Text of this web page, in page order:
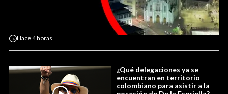
Hace4 horas
¿Qué delegaciones ya se
encuentran en territorio
colombiano para asistir a la